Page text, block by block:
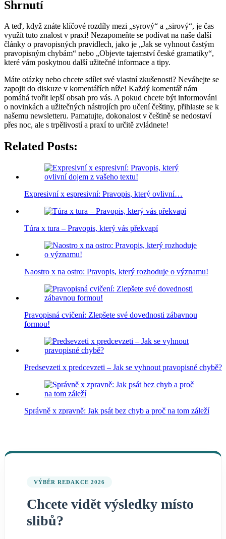
Shrnutí
A teď, když znáte klíčové rozdíly mezi „syrový“ a „sirový“, je čas
využít tuto znalost v praxi! Nezapomeňte se podívat na naše další
články o pravopisných pravidlech, jako je „Jak se vyhnout častým
pravopisným chybám“ nebo „Objevte tajemství české gramatiky“,
které vám poskytnou další užitečné informace a tipy.
Máte otázky nebo chcete sdílet své vlastní zkušenosti? Neváhejte se
zapojit do diskuze v komentářích níže! Každý komentář nám
pomáhá tvořit lepší obsah pro vás. A pokud chcete být informováni
o novinkách a užitečných nástrojích pro učení češtiny, přihlaste se k
našemu newsletteru. Pamatujte, dokonalost v češtině se nedostaví
přes noc, ale s trpělivostí a praxí to určitě zvládnete!
Related Posts:
Expresivní x espresivní: Pravopis, který ovlivní…
Túra x tura – Pravopis, který vás překvapí
Naostro x na ostro: Pravopis, který rozhoduje o významu!
Pravopisná cvičení: Zlepšete své dovednosti zábavnou
formou!
Predsevzeti x predcevzeti – Jak se vyhnout pravopisné chybě?
Správně x zpravně: Jak psát bez chyb a proč na tom záleží
VÝBĚR REDAKCE 2026
Chcete vidět výsledky místo
slibů?